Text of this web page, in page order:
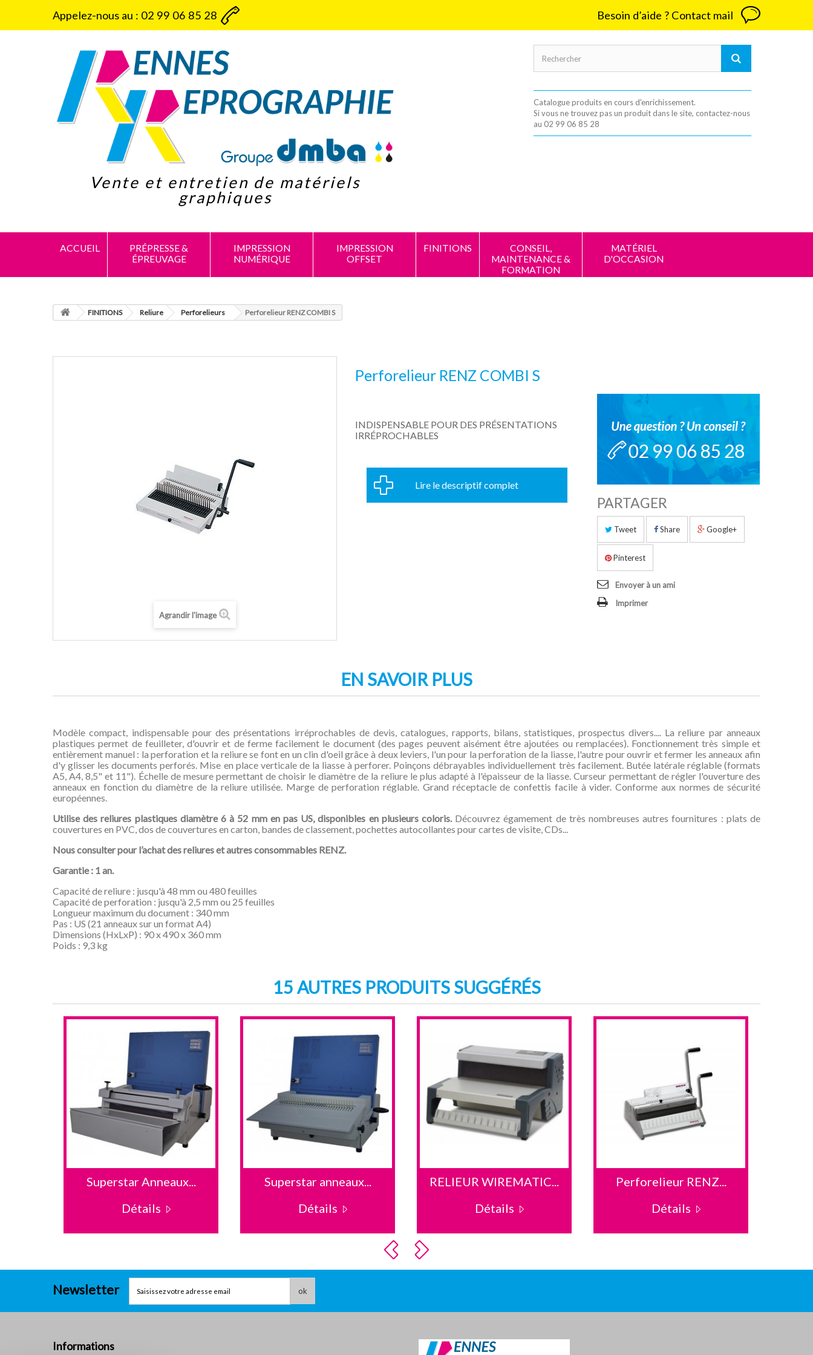
Besoin d’aide ? Contact mail
Appelez-nous au : 02 99 06 85 28
Catalogue produits en cours d'enrichissement.
Si vous ne trouvez pas un produit dans le site, contactez-nous
au 02 99 06 85 28
Vente et entretien de matériels
graphiques
ACCUEIL
PRÉPRESSE &
ÉPREUVAGE
IMPRESSION
NUMÉRIQUE
IMPRESSION
OFFSET
FINITIONS
CONSEIL,
MAINTENANCE &
FORMATION
MATÉRIEL
D'OCCASION
FINITIONS Reliure Perforelieurs Perforelieur RENZ COMBI S
Agrandir l'image
Perforelieur RENZ COMBI S
INDISPENSABLE POUR DES PRÉSENTATIONS
IRRÉPROCHABLES
Lire le descriptif complet
PARTAGER
Tweet Share Google+
Pinterest
Envoyer à un ami
Imprimer
EN SAVOIR PLUS
Modèle compact, indispensable pour des présentations irréprochables de devis, catalogues, rapports, bilans, statistiques, prospectus divers.... La reliure par anneaux
plastiques permet de feuilleter, d'ouvrir et de ferme facilement le document (des pages peuvent aisément être ajoutées ou remplacées). Fonctionnement très simple et
entièrement manuel : la perforation et la reliure se font en un clin d'oeil grâce à deux leviers, l'un pour la perforation de la liasse, l'autre pour ouvrir et fermer les anneaux afin
d'y glisser les documents perforés. Mise en place verticale de la liasse à perforer. Poinçons débrayables individuellement très facilement. Butée latérale réglable (formats
A5, A4, 8,5" et 11"). Échelle de mesure permettant de choisir le diamètre de la reliure le plus adapté à l'épaisseur de la liasse. Curseur permettant de régler l'ouverture des
anneaux en fonction du diamètre de la reliure utilisée. Marge de perforation réglable. Grand réceptacle de confettis facile à vider. Conforme aux normes de sécurité
européennes.
Utilise des reliures plastiques diamètre 6 à 52 mm en pas US, disponibles en plusieurs coloris. Découvrez égamement de très nombreuses autres fournitures : plats de
couvertures en PVC, dos de couvertures en carton, bandes de classement, pochettes autocollantes pour cartes de visite, CDs...
Nous consulter pour l’achat des reliures et autres consommables RENZ.
Garantie : 1 an.
Capacité de reliure : jusqu'à 48 mm ou 480 feuilles
Capacité de perforation : jusqu'à 2,5 mm ou 25 feuilles
Longueur maximum du document : 340 mm
Pas : US (21 anneaux sur un format A4)
Dimensions (HxLxP) : 90 x 490 x 360 mm
Poids : 9,3 kg
15 AUTRES PRODUITS SUGGÉRÉS
Superstar Anneaux...
Détails
Superstar anneaux...
Détails
RELIEUR WIREMATIC...
Détails
Perforelieur RENZ...
Détails
Newsletter ok
Informations